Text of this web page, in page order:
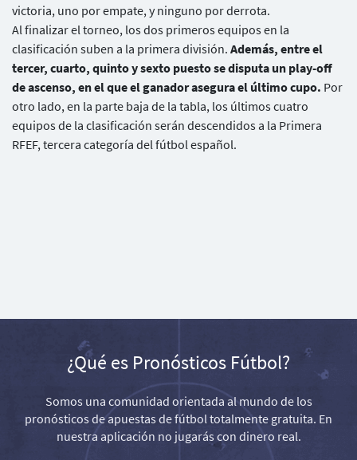
victoria, uno por empate, y ninguno por derrota.
Al finalizar el torneo, los dos primeros equipos en la
clasificación suben a la primera división. Además, entre el
tercer, cuarto, quinto y sexto puesto se disputa un play-off
de ascenso, en el que el ganador asegura el último cupo. Por
otro lado, en la parte baja de la tabla, los últimos cuatro
equipos de la clasificación serán descendidos a la Primera
RFEF, tercera categoría del fútbol español.
¿Qué es Pronósticos Fútbol?
Somos una comunidad orientada al mundo de los
pronósticos de apuestas de fútbol totalmente gratuita. En
nuestra aplicación no jugarás con dinero real.